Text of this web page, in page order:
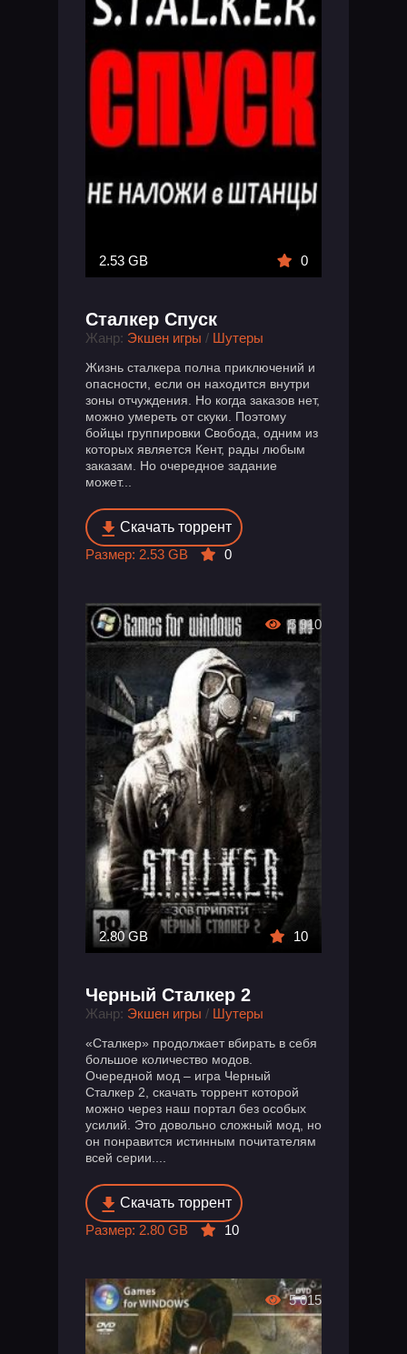
2.53 GB 0
Сталкер Спуск
Жанр: Экшен игры / Шутеры
Жизнь сталкера полна приключений и
опасности, если он находится внутри
зоны отчуждения. Но когда заказов нет,
можно умереть от скуки. Поэтому
бойцы группировки Свобода, одним из
которых является Кент, рады любым
заказам. Но очередное задание
может...
Скачать торрент
Размер: 2.53 GB
0
2.80 GB 10
Черный Сталкер 2
Жанр: Экшен игры / Шутеры
«Сталкер» продолжает вбирать в себя
большое количество модов.
Очередной мод – игра Черный
Сталкер 2, скачать торрент которой
можно через наш портал без особых
усилий. Это довольно сложный мод, но
он понравится истинным почитателям
всей серии....
Скачать торрент
Размер: 2.80 GB
10
5 910
5 015